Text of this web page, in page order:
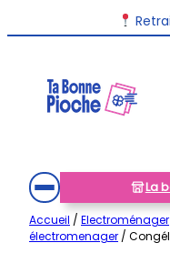
au
La
Accueil / Electroménager
électromenager /